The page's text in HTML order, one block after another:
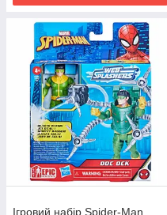
Ігровий набір Spider-Man